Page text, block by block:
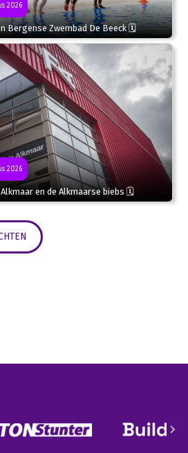
2026
Bergense Zwembad De Beeck 🗓
2026
en de Alkmaarse biebs 🗓